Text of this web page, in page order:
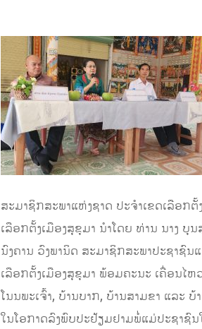
ສະມາຊິກສະພາແຫ່ງຊາດ ປະຈໍາເຂດເລືອກ
ເລືອກຕັ້ງເມືອງສຸຂຸມາ ນໍາໂດຍ ທ່ານ ນາງ
ນົງຄານ ວົງພານິດ ສະມາຊິກສະພາປະຊາຊົ
ເລືອກຕັ້ງເມືອງສຸຂຸມາ ພ້ອມຄະນະ ເຄື່ອນໄ
ໂນນພະເຈົ້າ, ບ້ານບາກ, ບ້ານສາມຂາ ແລະ ບ້
ໃນໂອກາດລົງພົບປະຢ້ຽມຢາມພໍ່ແມ່ປະຊາຊົ